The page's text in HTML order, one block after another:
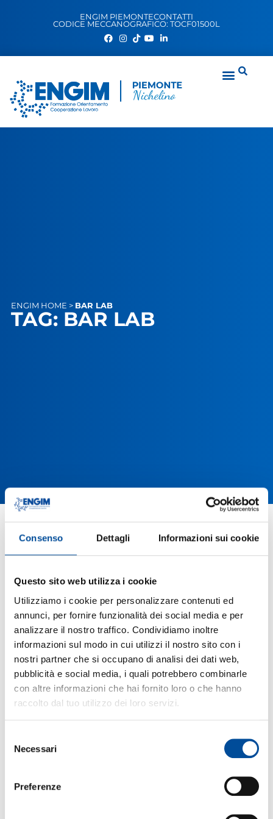
Consenso Dettagli Informazioni sui cookie
Questo sito web utilizza i cookie
Utilizziamo i cookie per personalizzare contenuti ed
annunci, per fornire funzionalità dei social media e per
analizzare il nostro traffico. Condividiamo inoltre
informazioni sul modo in cui utilizzi il nostro sito con i
nostri partner che si occupano di analisi dei dati web,
pubblicità e social media, i quali potrebbero combinarle
con altre informazioni che hai fornito loro o che hanno
raccolto dal tuo utilizzo dei loro servizi.
delNecessari
Preferenze
ENGIM PIEMONTECONTATTI
CODICE MECCANOGRAFICO: TOCF01500L
ENGIM HOME > BAR LAB
TAG: BAR LAB
BAR LAB MORNING BEAT
22 Aprile 2026
LEGGI L'ARTICOLO